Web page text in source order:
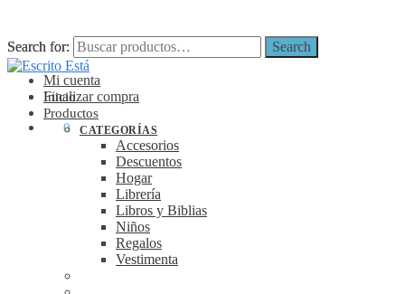
Search for: Search
Mi cuenta
Finalizar compra
0
Search for: Search
Inicio
Productos
CATEGORÍAS
Accesorios
Descuentos
Hogar
Librería
Libros y Biblias
Niños
Regalos
Vestimenta